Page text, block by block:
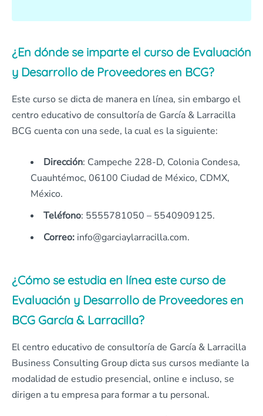
¿En dónde se imparte el curso de Evaluación
y Desarrollo de Proveedores en BCG?
Este curso se dicta de manera en línea, sin embargo el
centro educativo de consultoría de García & Larracilla
BCG cuenta con una sede, la cual es la siguiente:
Dirección: Campeche 228-D, Colonia Condesa,
Cuauhtémoc, 06100 Ciudad de México, CDMX,
México.
Teléfono: 5555781050 – 5540909125.
Correo: info@garciaylarracilla.com.
¿Cómo se estudia en línea este curso de
Evaluación y Desarrollo de Proveedores en
BCG García & Larracilla?
El centro educativo de consultoría de García & Larracilla
Business Consulting Group dicta sus cursos mediante la
modalidad de estudio presencial, online e incluso, se
dirigen a tu empresa para formar a tu personal.